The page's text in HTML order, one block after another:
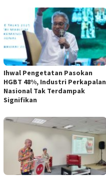
Ihwal Pengetatan Pasokan
HGBT 48%, Industri Perkapalan
Nasional Tak Terdampak
Signifikan